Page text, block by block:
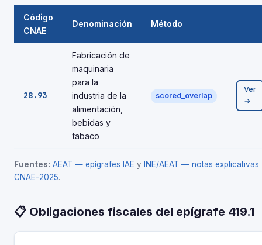
Código
CNAE
Denominación Método
28.93
Fabricación de
maquinaria
para la
industria de la
alimentación,
bebidas y
tabaco
scored_overlap
Ver
→
Fuentes: AEAT — epígrafes IAE y
INE/AEAT — notas explicativas
CNAE-2025.
📋 Obligaciones fiscales del epígrafe 419.1